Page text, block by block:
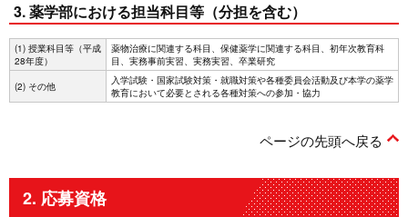
3. 薬学部における担当科目等（分担を含む）
(1) 授業科目等（平成
28年度）
薬物治療に関連する科目、保健薬学に関連する科目、初年次教育科
目、実務事前実習、実務実習、卒業研究
(2) その他
入学試験・国家試験対策・就職対策や各種委員会活動及び本学の薬学
教育において必要とされる各種対策への参加・協力
ページの先頭へ戻る
2. 応募資格